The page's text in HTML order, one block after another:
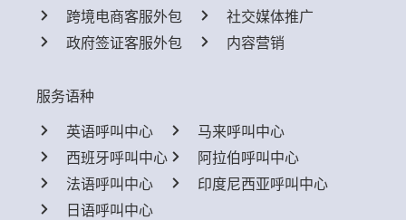
跨境电商客服外包
政府签证客服外包
社交媒体推广
内容营销
服务语种
英语呼叫中心
西班牙呼叫中心
法语呼叫中心
日语呼叫中心
马来呼叫中心
阿拉伯呼叫中心
印度尼西亚呼叫中心